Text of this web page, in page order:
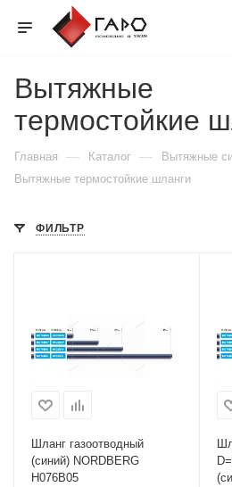
Вытяжные
термостойкие
Главная — Каталог — Вытяжные
Вытяжные термостойкие шланги
ФИЛЬТР
Шланг газоотводный
(синий) NORDBERG
H076B05